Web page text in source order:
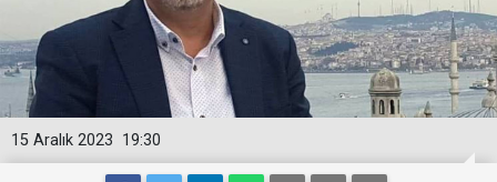
19:30
15 Aralık 2023